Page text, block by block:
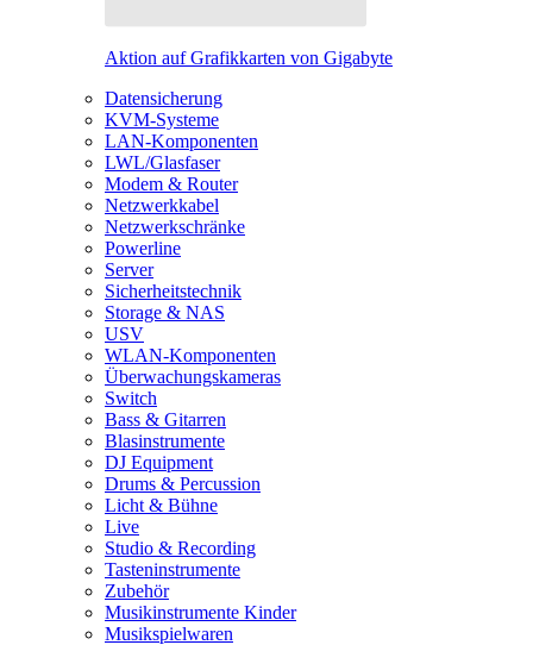
Aktion auf Grafikkarten von Gigabyte
Datensicherung
KVM-Systeme
LAN-Komponenten
LWL/Glasfaser
Modem & Router
Netzwerkkabel
Netzwerkschränke
Powerline
Server
Sicherheitstechnik
Storage & NAS
USV
WLAN-Komponenten
Überwachungskameras
Switch
Bass & Gitarren
Blasinstrumente
DJ Equipment
Drums & Percussion
Licht & Bühne
Live
Studio & Recording
Tasteninstrumente
Zubehör
Musikinstrumente Kinder
Musikspielwaren